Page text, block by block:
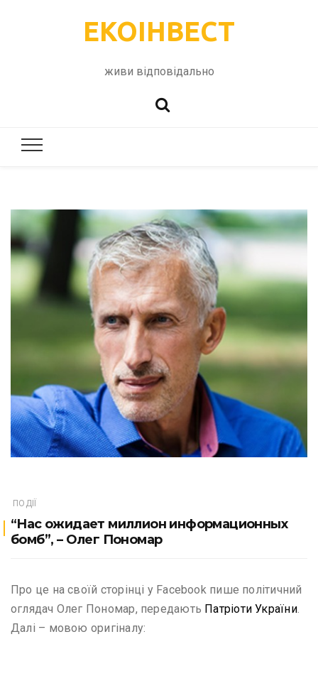
ЕКОІНВЕСТ
живи відповідально
ПОДІЇ
“Нас ожидает миллион информационных
бомб”, – Олег Пономар
Про це на своїй сторінці у Facebook пише політичний
оглядач Олег Пономар, передають Патріоти України.
Далі – мовою оригіналу: